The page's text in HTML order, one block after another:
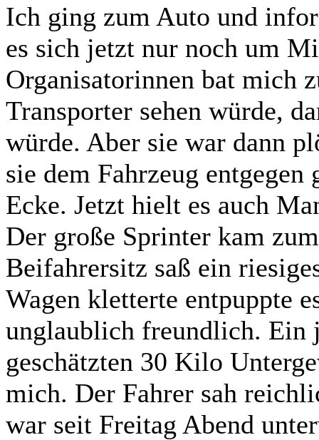
Ich ging zum Auto und
es sich jetzt nur noch um
Organisatorinnen bat mich
Transporter sehen würde,
würde. Aber sie war dann
sie dem Fahrzeug
Ecke. Jetzt hielt es auch
Der große Sprinter kam
Beifahrersitz saß ein
Wagen kletterte entpuppte
unglaublich freundlich. Ein
geschätzten 30 Kilo
mich. Der Fahrer sah
war seit Freitag Abend